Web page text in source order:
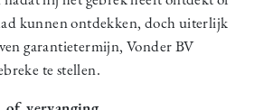
kunnen ontdekken, doch uiterlijk
garantietermijn, Vonder BV
te stellen.